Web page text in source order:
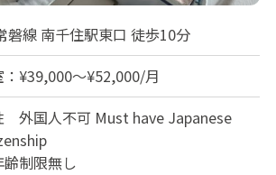
磐線 南千住駅東口 徒歩10分
：¥39,000～¥52,000/月
外国人不可 Must have Japanese
制限無し